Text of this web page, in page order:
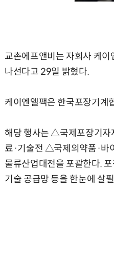
교촌에프앤비는 자회사 케이
나선다고 29일 밝혔다.
케이엔엘팩은 한국포장기계
해당 행사는 △국제포장기
료·기술전 △국제의약품·바
물류산업대전을 포괄한다.
기술 공급망 등을 한눈에 살